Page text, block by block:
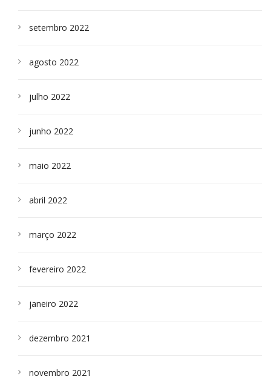
setembro 2022
agosto 2022
julho 2022
junho 2022
maio 2022
abril 2022
março 2022
fevereiro 2022
janeiro 2022
dezembro 2021
novembro 2021